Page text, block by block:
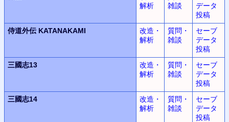
解析
雑談
データ
投稿
侍道外伝 KATANAKAMI
改造・
解析
質問・
雑談
セーブ
データ
投稿
三國志13
改造・
解析
質問・
雑談
セーブ
データ
投稿
三國志14
改造・
解析
質問・
雑談
セーブ
データ
投稿